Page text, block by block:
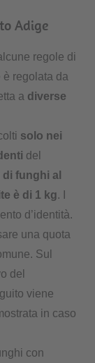
Adige
regole di
è regolata da
a diverse
solo nei
del
funghi al
è di 1 kg. I
d’identità.
una quota
Sul
del
viene
in caso
con